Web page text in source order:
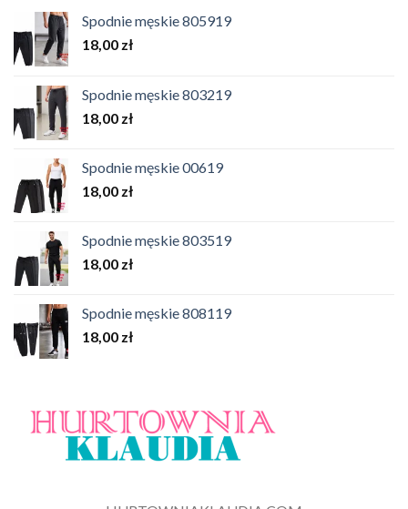
Spodnie męskie 805919
18,00 zł
Spodnie męskie 803219
18,00 zł
Spodnie męskie 00619
18,00 zł
Spodnie męskie 803519
18,00 zł
Spodnie męskie 808119
18,00 zł